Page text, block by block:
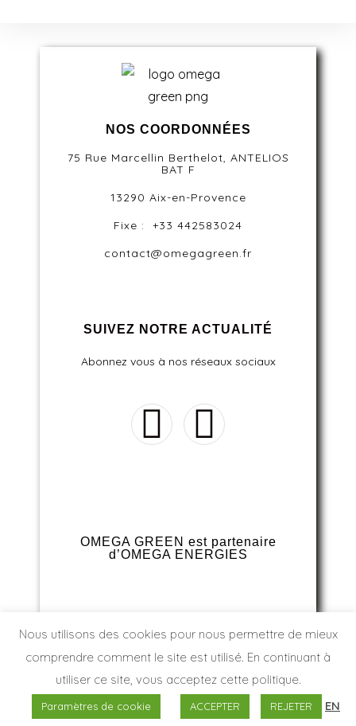
NOS COORDONNÉES
75 Rue Marcellin Berthelot, ANTELIOS
BAT F
13290 Aix-en-Provence
Fixe : +33 442583024
contact@omegagreen.fr
SUIVEZ NOTRE ACTUALITÉ
Abonnez vous à nos réseaux sociaux
OMEGA GREEN est partenaire
d’OMEGA ENERGIES
Mentions légales /Politique de
confidentialité
Nous utilisons des cookies pour nous permettre de mieux
comprendre comment le site est utilisé. En continuant à
utiliser ce site, vous acceptez cette politique.
Paramètres de cookie ACCEPTER REJETER EN